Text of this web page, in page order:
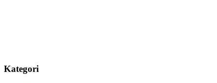
Kategori